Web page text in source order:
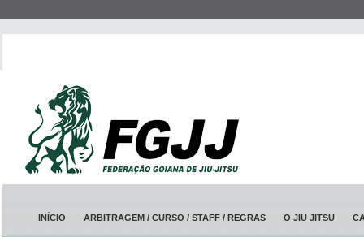
INÍCIO ARBITRAGEM / CURSO / STAFF / REGRAS O JIU JITSU